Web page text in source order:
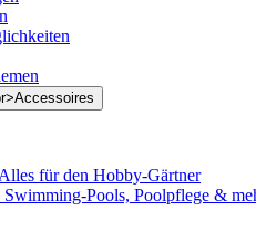
Alles für den Hobby-Gärtner
Swimming-Pools, Poolpflege &